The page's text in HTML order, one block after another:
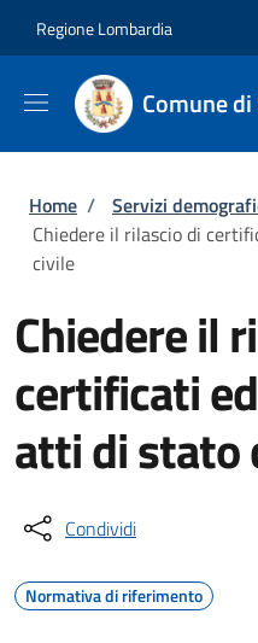
Regione Lombardia
Comune
Briciole di
Home / Servizi
Chiedere il rilascio di
civile
Chiedere il
certificati
atti di stato
Condividi
Normativa di riferimento